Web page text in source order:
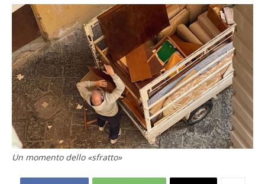
Un momento dello «sfratto»